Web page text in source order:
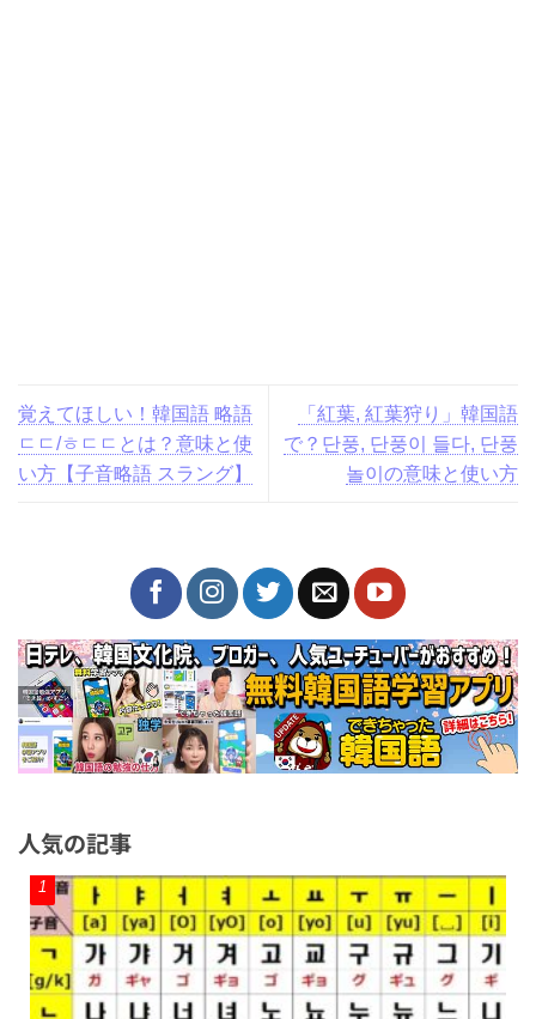
覚えてほしい！韓国語 略語
ㄷㄷ/ㅎㄷㄷとは？意味と使
い方【子音略語 スラング】
「紅葉, 紅葉狩り」韓国語
で？단풍, 단풍이 들다, 단풍
놀이の意味と使い方
人気の記事